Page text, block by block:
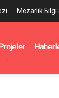
Mezarlık
Projeler